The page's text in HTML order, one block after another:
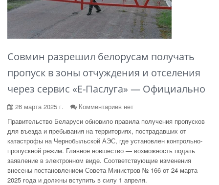
Совмин разрешил белорусам получать
пропуск в зоны отчуждения и отселения
через сервис «Е-Паслуга» — Официально
26 марта 2025 г.
Комментариев нет
Правительство Беларуси обновило правила получения пропусков
для въезда и пребывания на территориях, пострадавших от
катастрофы на Чернобыльской АЭС, где установлен контрольно-
пропускной режим. Главное новшество — возможность подать
заявление в электронном виде. Соответствующие изменения
внесены постановлением Совета Министров № 166 от 24 марта
2025 года и должны вступить в силу 1 апреля.